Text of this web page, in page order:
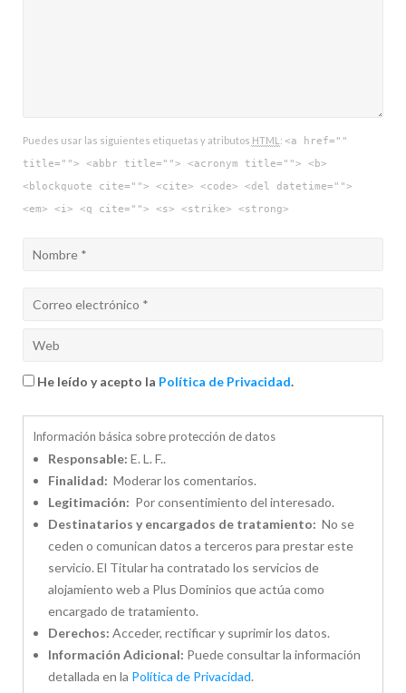
Puedes usar las siguientes etiquetas y atributos HTML : <a href=""
title=""> <abbr title=""> <acronym title=""> <b>
<blockquote cite=""> <cite> <code> <del datetime="">
<em> <i> <q cite=""> <s> <strike> <strong>
He leído y acepto la Política de Privacidad.
Información básica sobre protección de datos
Responsable: E. L. F..
Finalidad: Moderar los comentarios.
Legitimación: Por consentimiento del interesado.
Destinatarios y encargados de tratamiento: No se
ceden o comunican datos a terceros para prestar este
servicio. El Titular ha contratado los servicios de
alojamiento web a Plus Dominios que actúa como
encargado de tratamiento.
Derechos: Acceder, rectificar y suprimir los datos.
Información Adicional: Puede consultar la información
detallada en la Política de Privacidad.